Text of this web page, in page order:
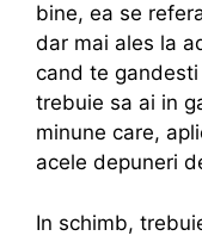
bine, ea se
dar mai ales la
cand te
trebuie sa ai in
minune care,
acele depuneri
In schimb,